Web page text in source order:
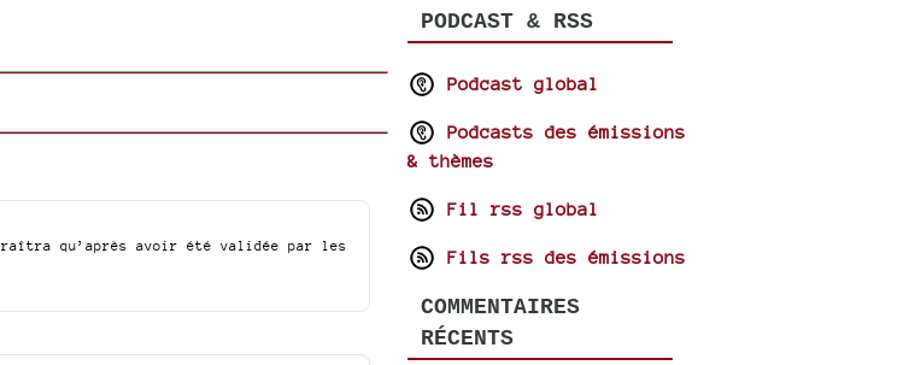
qu’après avoir été validée par les
PODCAST & RSS
Podcast global
Podcasts des émissions
& thèmes
Fil rss global
Fils rss des émissions
COMMENTAIRES
RÉCENTS